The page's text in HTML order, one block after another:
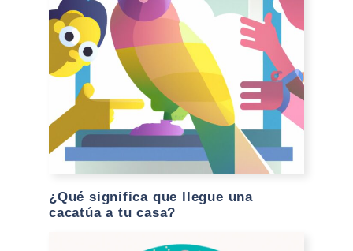
¿Qué significa que llegue una
cacatúa a tu casa?